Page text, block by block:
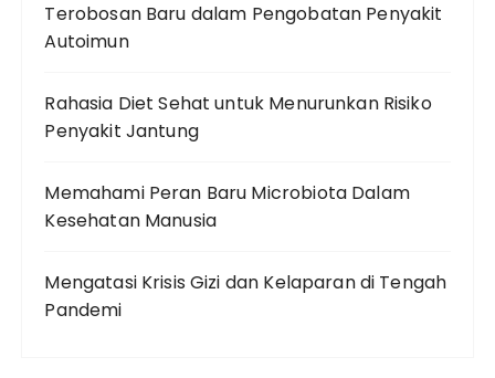
Terobosan Baru dalam Pengobatan Penyakit
Autoimun
Rahasia Diet Sehat untuk Menurunkan Risiko
Penyakit Jantung
Memahami Peran Baru Microbiota Dalam
Kesehatan Manusia
Mengatasi Krisis Gizi dan Kelaparan di Tengah
Pandemi